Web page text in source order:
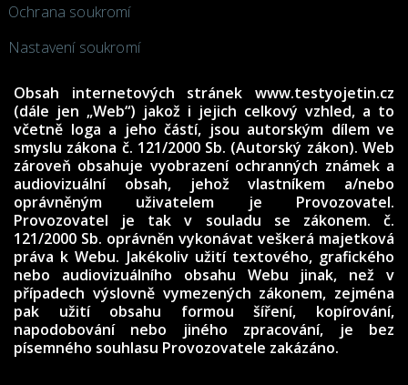
Ochrana soukromí
Nastavení soukromí
Obsah internetových stránek www.testyojetin.cz
(dále jen „Web“) jakož i jejich celkový vzhled, a to
včetně loga a jeho částí, jsou autorským dílem ve
smyslu zákona č. 121/2000 Sb. (Autorský zákon). Web
zároveň obsahuje vyobrazení ochranných známek a
audiovizuální obsah, jehož vlastníkem a/nebo
oprávněným uživatelem je Provozovatel.
Provozovatel je tak v souladu se zákonem. č.
121/2000 Sb. oprávněn vykonávat veškerá majetková
práva k Webu. Jakékoliv užití textového, grafického
nebo audiovizuálního obsahu Webu jinak, než v
případech výslovně vymezených zákonem, zejména
pak užití obsahu formou šíření, kopírování,
napodobování nebo jiného zpracování, je bez
písemného souhlasu Provozovatele zakázáno.